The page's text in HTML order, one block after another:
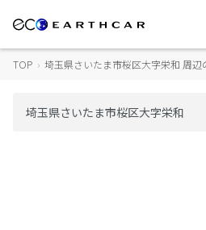
TOP › 埼玉県さいたま市桜区大字栄和 周